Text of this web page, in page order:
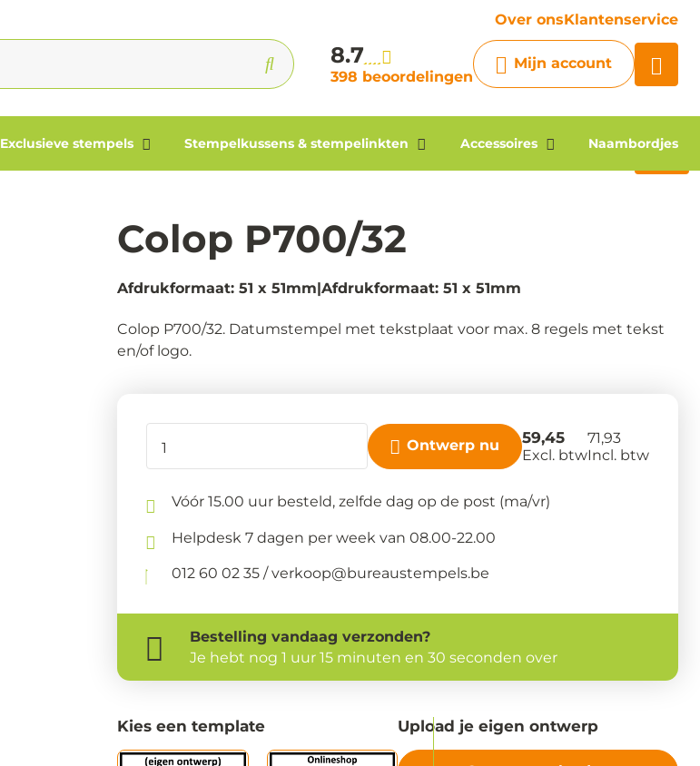
Over onsKlantenservice
8.7
398 beoordelingen
Mijn account
Exclusieve stempels Stempelkussens & stempelinkten Accessoires Naambordjes
Chatbot
Chat 24/7 met onze chatbot
Contact
Colop P700/32
Afdrukformaat: 51 x 51mm Afdrukformaat: 51 x 51mm
Colop P700/32. Datumstempel met tekstplaat voor max. 8 regels met tekst
en/of logo.
Ontwerp nu 59,45
Excl. btw
71,93
Incl. btw
Vóór 15.00 uur besteld, zelfde dag op de post (ma/vr)
Helpdesk 7 dagen per week van 08.00-22.00
012 60 02 35 / verkoop@bureaustempels.be
Bestelling vandaag verzonden?
Je hebt nog 1 uur 15 minuten en 29 seconden over
Kies een template Upload je eigen ontwerp